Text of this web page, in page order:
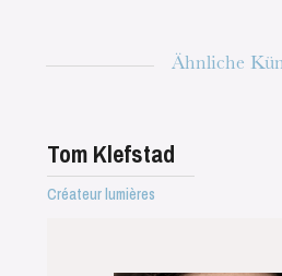
Führungen
Ähnliche
Tom Klefstad
Créateur lumières